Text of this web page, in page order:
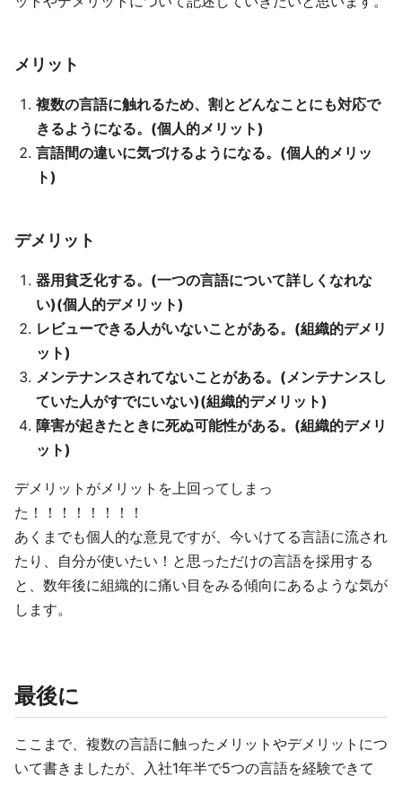
メリット
複数の言語に触れるため、割とどんなことにも対応で
きるようになる。(個人的メリット)
言語間の違いに気づけるようになる。(個人的メリッ
ト)
デメリット
器用貧乏化する。(一つの言語について詳しくなれな
い)(個人的デメリット)
レビューできる人がいないことがある。(組織的デメリ
ット)
メンテナンスされてないことがある。(メンテナンスし
ていた人がすでにいない)(組織的デメリット)
障害が起きたときに死ぬ可能性がある。(組織的デメリ
ット)
デメリットがメリットを上回ってしまっ
た！！！！！！！！
あくまでも個人的な意見ですが、今いけてる言語に流され
たり、自分が使いたい！と思っただけの言語を採用する
と、数年後に組織的に痛い目をみる傾向にあるような気が
します。
最後に
ここまで、複数の言語に触ったメリットやデメリットにつ
いて書きましたが、入社1年半で5つの言語を経験できて